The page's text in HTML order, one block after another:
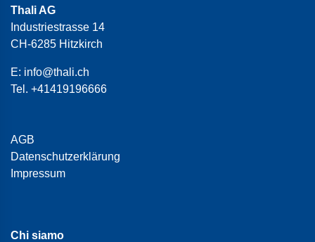
Thali AG
Industriestrasse 14
CH-6285 Hitzkirch
E: info@thali.ch
Tel. +41419196666
AGB
Datenschutzerklärung
Impressum
Chi siamo